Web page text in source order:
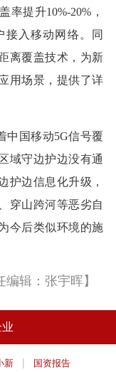
提升10%-20%，
接入移动网络。同
离覆盖技术，为新
用场景，提供了详
中国移动5G信号覆
域守边护边没有通
护边信息化升级，
穿山跨河等恶劣自
今后类似环境的施
编辑：张宇晖】
新 | 国资报告